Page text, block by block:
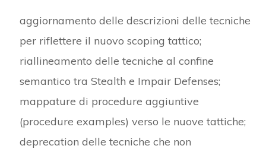
aggiornamento delle descrizioni delle tecniche
per riflettere il nuovo scoping tattico;
riallineamento delle tecniche al confine
semantico tra Stealth e Impair Defenses;
mappature di procedure aggiuntive
(procedure examples) verso le nuove tattiche;
deprecation delle tecniche che non